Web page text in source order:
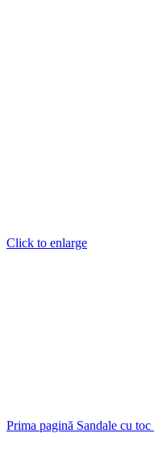
Click to enlarge
Prima pagină Sandale cu toc